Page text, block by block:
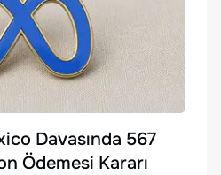
Davasında 567
Ödemesi Kararı